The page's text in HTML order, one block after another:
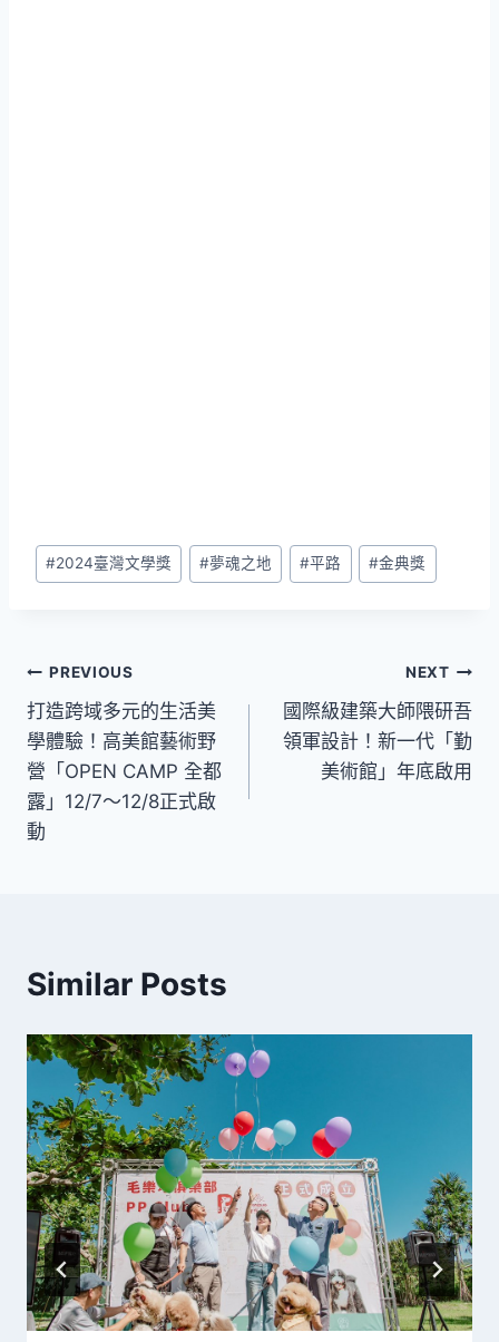
Post
Tags:
#2024臺灣文學獎 #夢魂之地 #平路 #金典獎
文
章
導
覽
PREVIOUS
打造跨域多元的生活美
學體驗！高美館藝術野
營「OPEN CAMP 全都
露」12/7～12/8正式啟
動
NEXT
國際級建築大師隈研吾
領軍設計！新一代「勤
美術館」年底啟用
Similar Posts